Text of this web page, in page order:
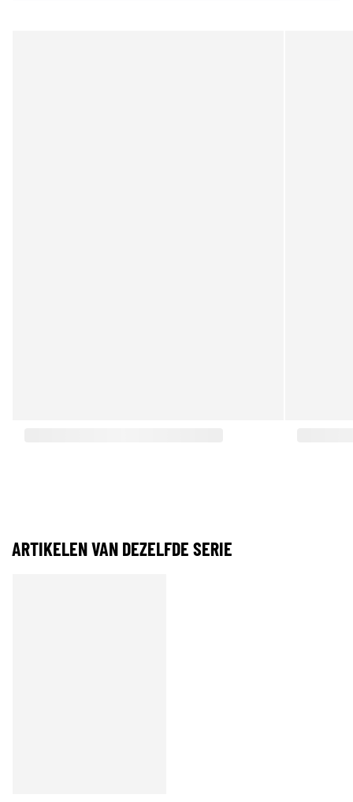
ARTIKELEN VAN DEZELFDE SERIE